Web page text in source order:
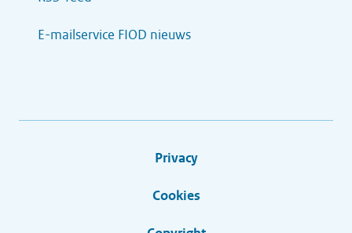
E-mailservice FIOD nieuws
Privacy
Cookies